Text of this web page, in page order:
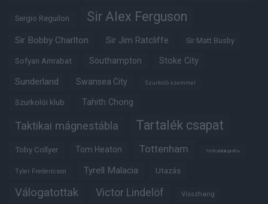
Sergio Reguilon Sir Alex Ferguson
Sir Bobby Charlton Sir Jim Ratcliffe Sir Matt Busby
Sofyan Amrabat Southampton Stoke City
Sunderland Swansea City Szurkoló szemmel
Szurkolói klub Tahith Chong
Taktikai mágnestábla Tartalék csapat
Toby Collyer Tom Heaton Tottenham Trófeabibliográfia
Tyler Fredericson Tyrell Malacia Utazás
Válogatottak Victor Lindelöf Visszhang